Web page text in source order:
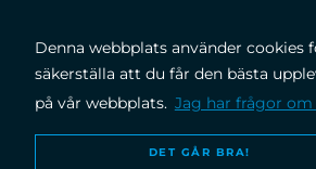
Denna webbplats använder cookies
säkerställa att du får den bästa
på vår webbplats. Jag har frågor om
DET GÅR BRA!